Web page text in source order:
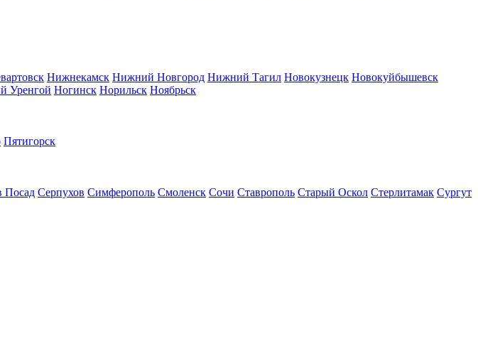
Нижнекамск Нижний Новгород Нижний Тагил Новокузнецк Новокуйбышевск
Уренгой Ногинск Норильск Ноябрьск
Пятигорск
Посад Серпухов Симферополь Смоленск Сочи Ставрополь Старый Оскол Стерлитамак Сургут